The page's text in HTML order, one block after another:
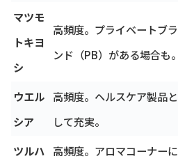
マツモ
トキヨ
シ
高頻度。プライベートブラ
ンド（PB）がある場合も。
ウエル
シア
高頻度。ヘルスケア製品と
して充実。
ツルハ 高頻度。アロマコーナーに